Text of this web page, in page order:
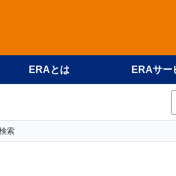
ERAとは ERAサー
索